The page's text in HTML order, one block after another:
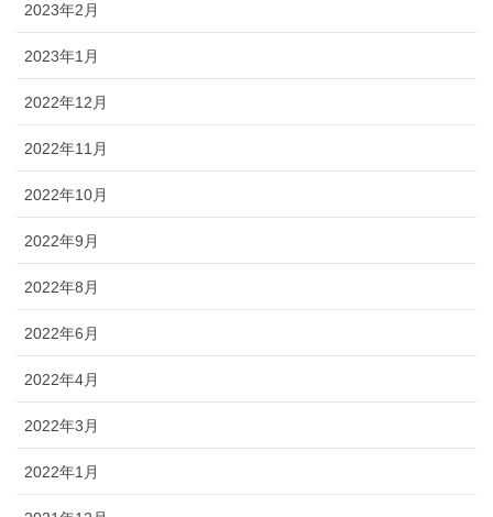
2023年2月
2023年1月
2022年12月
2022年11月
2022年10月
2022年9月
2022年8月
2022年6月
2022年4月
2022年3月
2022年1月